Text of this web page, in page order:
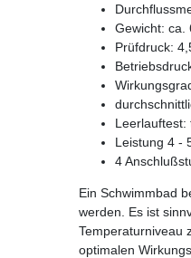
Gewicht: ca.
Prüfdruck:
Leerlauftest:
Leistung 4 -
4
Ein Schwimmbad
werden. Es ist
Temperaturniveau
optimalen